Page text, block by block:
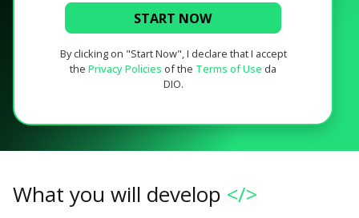
START NOW
By clicking on "Start Now", I declare that I accept
the Privacy Policies of the Terms of Use da
DIO.
What you will develop </>